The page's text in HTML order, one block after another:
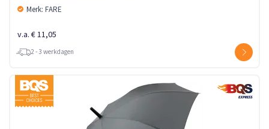
Merk: FARE
v.a. € 11,05
2 - 3 werkdagen